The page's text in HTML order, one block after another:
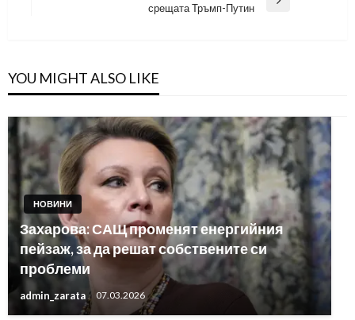
срещата Тръмп-Путин
YOU MIGHT ALSO LIKE
НОВИНИ
Захарова: САЩ променят енергийния
пейзаж, за да решат собствените си
проблеми
admin_zarata 07.03.2026